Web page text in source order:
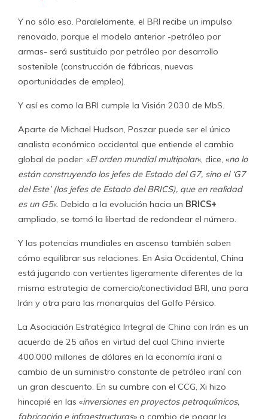
Y no sólo eso. Paralelamente, el BRI recibe un impulso
renovado, porque el modelo anterior -petróleo por
armas- será sustituido por petróleo por desarrollo
sostenible (construcción de fábricas, nuevas
oportunidades de empleo).
Y así es como la BRI cumple la Visión 2030 de MbS.
Aparte de Michael Hudson, Poszar puede ser el único
analista económico occidental que entiende el cambio
global de poder: «El orden mundial multipolar«, dice, «no lo
están construyendo los jefes de Estado del G7, sino el ‘G7
del Este’ (los jefes de Estado del BRICS), que en realidad
es un G5«. Debido a la evolución hacia un BRICS+
ampliado, se tomó la libertad de redondear el número.
Y las potencias mundiales en ascenso también saben
cómo equilibrar sus relaciones. En Asia Occidental, China
está jugando con vertientes ligeramente diferentes de la
misma estrategia de comercio/conectividad BRI, una para
Irán y otra para las monarquías del Golfo Pérsico.
La Asociación Estratégica Integral de China con Irán es un
acuerdo de 25 años en virtud del cual China invierte
400.000 millones de dólares en la economía iraní a
cambio de un suministro constante de petróleo iraní con
un gran descuento. En su cumbre con el CCG, Xi hizo
hincapié en las «inversiones en proyectos petroquímicos,